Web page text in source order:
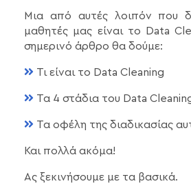
Μια από αυτές λοιπόν που
μαθητές μας είναι το Data
σημερινό άρθρο θα δούμε:
Τι είναι το Data Cleaning
Τα 4 στάδια του Data
Τα οφέλη της διαδικασίας
Και πολλά ακόμα!
Ας ξεκινήσουμε με τα βασικά.